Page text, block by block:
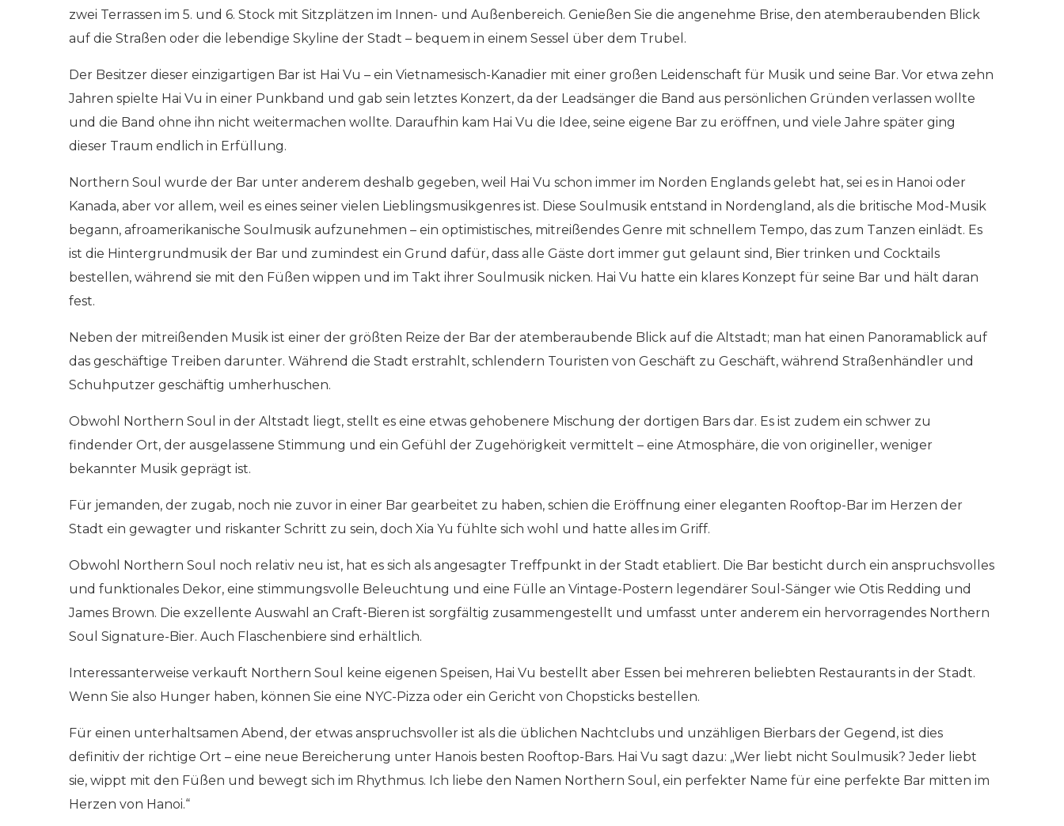
zwei Terrassen im 5. und 6. Stock mit Sitzplätzen im Innen- und Außenbereich. Genießen Sie die angenehme Brise, den atemberaubenden Blick
auf die Straßen oder die lebendige Skyline der Stadt – bequem in einem Sessel über dem Trubel.
Der Besitzer dieser einzigartigen Bar ist Hai Vu – ein Vietnamesisch-Kanadier mit einer großen Leidenschaft für Musik und seine Bar. Vor etwa zehn
Jahren spielte Hai Vu in einer Punkband und gab sein letztes Konzert, da der Leadsänger die Band aus persönlichen Gründen verlassen wollte
und die Band ohne ihn nicht weitermachen wollte. Daraufhin kam Hai Vu die Idee, seine eigene Bar zu eröffnen, und viele Jahre später ging
dieser Traum endlich in Erfüllung.
Northern Soul wurde der Bar unter anderem deshalb gegeben, weil Hai Vu schon immer im Norden Englands gelebt hat, sei es in Hanoi oder
Kanada, aber vor allem, weil es eines seiner vielen Lieblingsmusikgenres ist. Diese Soulmusik entstand in Nordengland, als die britische Mod-Musik
begann, afroamerikanische Soulmusik aufzunehmen – ein optimistisches, mitreißendes Genre mit schnellem Tempo, das zum Tanzen einlädt. Es
ist die Hintergrundmusik der Bar und zumindest ein Grund dafür, dass alle Gäste dort immer gut gelaunt sind, Bier trinken und Cocktails
bestellen, während sie mit den Füßen wippen und im Takt ihrer Soulmusik nicken. Hai Vu hatte ein klares Konzept für seine Bar und hält daran
fest.
Neben der mitreißenden Musik ist einer der größten Reize der Bar der atemberaubende Blick auf die Altstadt; man hat einen Panoramablick auf
das geschäftige Treiben darunter. Während die Stadt erstrahlt, schlendern Touristen von Geschäft zu Geschäft, während Straßenhändler und
Schuhputzer geschäftig umherhuschen.
Obwohl Northern Soul in der Altstadt liegt, stellt es eine etwas gehobenere Mischung der dortigen Bars dar. Es ist zudem ein schwer zu
findender Ort, der ausgelassene Stimmung und ein Gefühl der Zugehörigkeit vermittelt – eine Atmosphäre, die von origineller, weniger
bekannter Musik geprägt ist.
Für jemanden, der zugab, noch nie zuvor in einer Bar gearbeitet zu haben, schien die Eröffnung einer eleganten Rooftop-Bar im Herzen der
Stadt ein gewagter und riskanter Schritt zu sein, doch Xia Yu fühlte sich wohl und hatte alles im Griff.
Obwohl Northern Soul noch relativ neu ist, hat es sich als angesagter Treffpunkt in der Stadt etabliert. Die Bar besticht durch ein anspruchsvolles
und funktionales Dekor, eine stimmungsvolle Beleuchtung und eine Fülle an Vintage-Postern legendärer Soul-Sänger wie Otis Redding und
James Brown. Die exzellente Auswahl an Craft-Bieren ist sorgfältig zusammengestellt und umfasst unter anderem ein hervorragendes Northern
Soul Signature-Bier. Auch Flaschenbiere sind erhältlich.
Interessanterweise verkauft Northern Soul keine eigenen Speisen, Hai Vu bestellt aber Essen bei mehreren beliebten Restaurants in der Stadt.
Wenn Sie also Hunger haben, können Sie eine NYC-Pizza oder ein Gericht von Chopsticks bestellen.
Für einen unterhaltsamen Abend, der etwas anspruchsvoller ist als die üblichen Nachtclubs und unzähligen Bierbars der Gegend, ist dies
definitiv der richtige Ort – eine neue Bereicherung unter Hanois besten Rooftop-Bars. Hai Vu sagt dazu: „Wer liebt nicht Soulmusik? Jeder liebt
sie, wippt mit den Füßen und bewegt sich im Rhythmus. Ich liebe den Namen Northern Soul, ein perfekter Name für eine perfekte Bar mitten im
Herzen von Hanoi.“